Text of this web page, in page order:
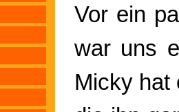
Vor ein
war uns
Micky hat